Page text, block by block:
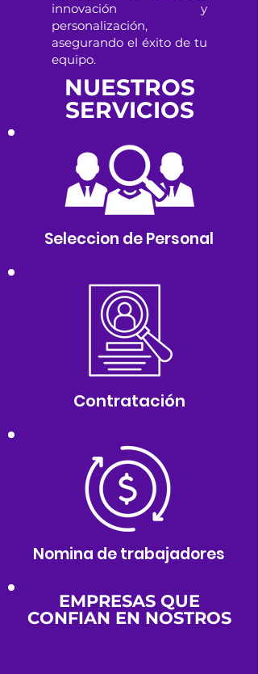
innovación y
personalización,
asegurando el éxito de tu
equipo.
NUESTROS
SERVICIOS
Seleccion de Personal
Contratación
Nomina de trabajadores
EMPRESAS QUE
CONFIAN EN NOSTROS